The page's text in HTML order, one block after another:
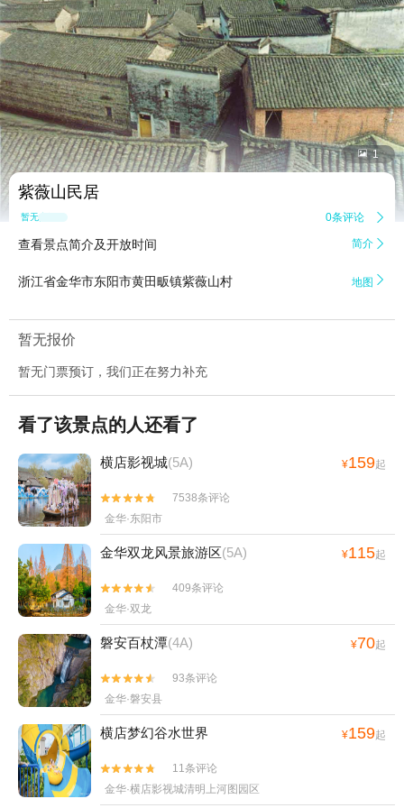
 1
紫薇山民居
暂无点评 0条评论 
查看景点简介及开放时间 简介 
浙江省金华市东阳市黄田畈镇紫薇山村 地图 
暂无报价
暂无门票预订，我们正在努力补充
看了该景点的人还看了
横店影视城(5A) ¥159起


7538条评论
金华·东阳市
金华双龙风景旅游区(5A) ¥115起


409条评论
金华·双龙
磐安百杖潭(4A) ¥70起


93条评论
金华·磐安县
横店梦幻谷水世界 ¥159起


11条评论
金华·横店影视城清明上河图园区
